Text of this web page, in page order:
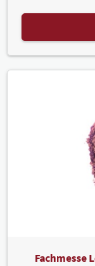
Fachmesse